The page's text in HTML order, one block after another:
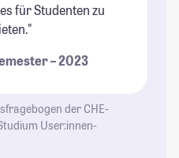
für Studenten zu
– 2023
der CHE-
User:innen-